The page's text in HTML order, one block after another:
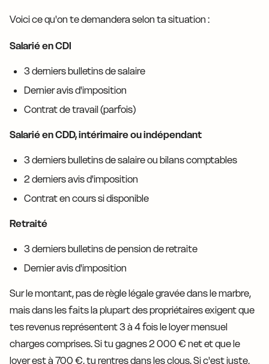
Voici ce qu'on te demandera selon ta situation :
Salarié en CDI
3 derniers bulletins de salaire
Dernier avis d'imposition
Contrat de travail (parfois)
Salarié en CDD, intérimaire ou indépendant
3 derniers bulletins de salaire ou bilans comptables
2 derniers avis d'imposition
Contrat en cours si disponible
Retraité
3 derniers bulletins de pension de retraite
Dernier avis d'imposition
Sur le montant, pas de règle légale gravée dans le marbre,
mais dans les faits la plupart des propriétaires exigent que
tes revenus représentent 3 à 4 fois le loyer mensuel
charges comprises. Si tu gagnes 2 000 € net et que le
loyer est à 700 €, tu rentres dans les clous. Si c'est juste,